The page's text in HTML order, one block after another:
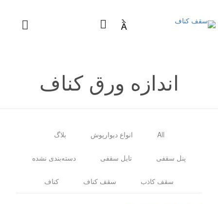

اندازه ورق کناف
All انواع دیوارپوش بلاگ
پنل سقفی تایل سقفی دسته‌بندی نشده
سقف کاذب سقف کناف کناف